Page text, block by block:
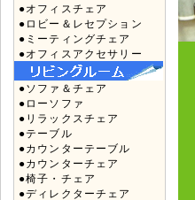
●オフィスチェア
●ロビー＆レセプション
●ミーティングチェア
●オフィスアクセサリー
●ソファ＆チェア
●ローソファ
●リラックスチェア
●テーブル
●カウンターテーブル
●カウンターチェア
●椅子・チェア
●ディレクターチェア